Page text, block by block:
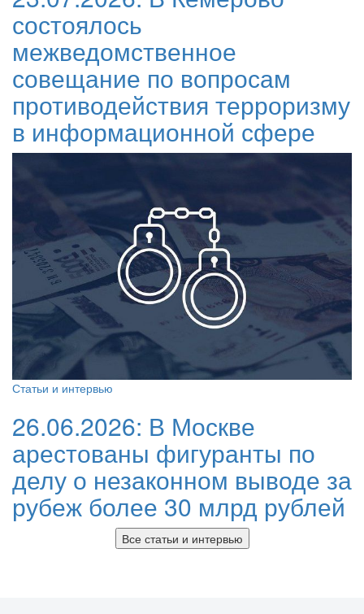
состоялось
межведомственное
совещание по вопросам
противодействия терроризму
в информационной сфере
Статьи и интервью
26.06.2026: В Москве
арестованы фигуранты по
делу о незаконном выводе за
рубеж более 30 млрд рублей
Все статьи и интервью